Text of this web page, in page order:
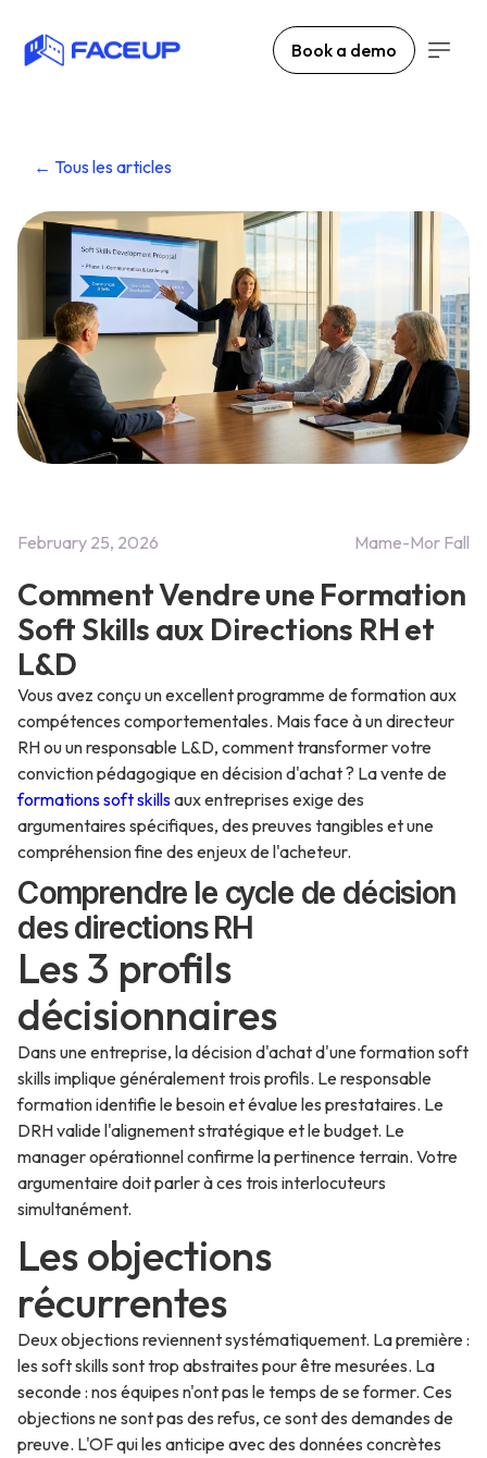
Book a demo
← Tous les articles
February 25, 2026 Mame-Mor Fall
Comment Vendre une Formation
Soft Skills aux Directions RH et
L&D
Vous avez conçu un excellent programme de formation aux
compétences comportementales. Mais face à un directeur
RH ou un responsable L&D, comment transformer votre
conviction pédagogique en décision d'achat ? La vente de
formations soft skillsaux entreprises exige des
argumentaires spécifiques, des preuves tangibles et une
compréhension fine des enjeux de l'acheteur.
Comprendre le cycle de décision
des directions RH
Les 3 profils
décisionnaires
Dans une entreprise, la décision d'achat d'une formation soft
skills implique généralement trois profils. Le responsable
formation identifie le besoin et évalue les prestataires. Le
DRH valide l'alignement stratégique et le budget. Le
manager opérationnel confirme la pertinence terrain. Votre
argumentaire doit parler à ces trois interlocuteurs
simultanément.
Les objections
récurrentes
Deux objections reviennent systématiquement. La première :
les soft skills sont trop abstraites pour être mesurées. La
seconde : nos équipes n'ont pas le temps de se former. Ces
objections ne sont pas des refus, ce sont des demandes de
preuve. L'OF qui les anticipe avec des données concrètes